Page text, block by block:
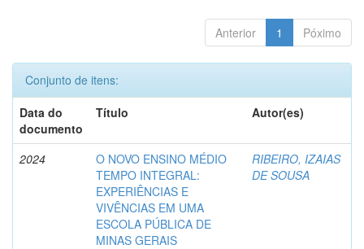
Anterior 1 Póximo
Conjunto de itens:
Data do
documento
Título Autor(es)
2024
O NOVO ENSINO MÉDIO
TEMPO INTEGRAL:
EXPERIÊNCIAS E
VIVÊNCIAS EM UMA
ESCOLA PÚBLICA DE
MINAS GERAIS
RIBEIRO, IZAIAS
DE SOUSA